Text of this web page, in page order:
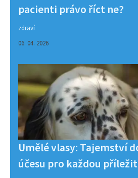
pacienti právo říct ne?
zdraví
06. 04. 2026
Umělé vlasy: Tajemství
účesu pro každou